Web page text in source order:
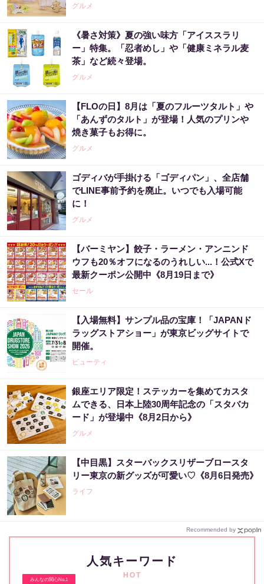
グルメ
《暑さ対策》夏の強い味方「アイススラリ
ー」特集。「忍者めし」や「健康ミネラル麦
茶」など続々登場。
グルメ
【FLOの日】8月は「夏のフルーツタルト」や
「あんずのタルト」が登場！人気のプリンや
焼き菓子もお得に。
グルメ
ゴディバが手掛ける「ゴディパン」、全店舗
でLINE事前予約を廃止。いつでも入場可能
に！
グルメ
【バーミヤン】餃子・ラーメン・アンニンド
ウフも20％オフになるのうれしい...！公式Xで
最新クーポン公開中《8月19日まで》
セール
【入場無料】サンプル品の宝庫！「JAPANド
ラッグストアショー」が東京ビッグサイトで
開催。
ビューティ
銀座エリア限定！ステッカーを集めてカスタ
ムできる、日本上陸30周年記念の「スタバカ
ード」が登場中《8月2日から》
グルメ
【中目黒】スターバックスリザーブロースタ
リー東京の新グッズが可愛い♡《8月6日発売》
ライフ
Recommended by
人気キーワード
HOT
みんなの関心No.1